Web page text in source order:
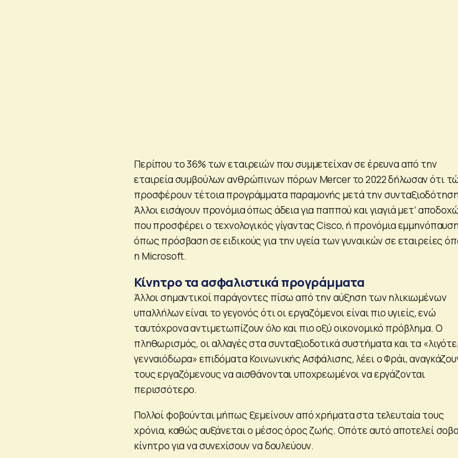
Περίπου το 36% των εταιρειών που συμμετείχαν σε έρευνα από την
εταιρεία συμβούλων ανθρώπινων πόρων Mercer το 2022 δήλωσαν ότι
προσφέρουν τέτοια προγράμματα παραμονής μετά την
Άλλοι εισάγουν προνόμια όπως άδεια για παππού και γιαγιά μετ’
που προσφέρει ο τεχνολογικός γίγαντας Cisco, ή προνόμια
όπως πρόσβαση σε ειδικούς για την υγεία των γυναικών σε εταιρείες
η Microsoft.
Κίνητρο τα ασφαλιστικά προγράμματα
Άλλοι σημαντικοί παράγοντες πίσω από την αύξηση των ηλικιωμένων
υπαλλήλων είναι το γεγονός ότι οι εργαζόμενοι είναι πιο υγιείς, ενώ
ταυτόχρονα αντιμετωπίζουν όλο και πιο οξύ οικονομικό πρόβλημα. Ο
πληθωρισμός, οι αλλαγές στα συνταξιοδοτικά συστήματα και τα
γενναιόδωρα» επιδόματα Κοινωνικής Ασφάλισης, λέει ο Φράι,
τους εργαζόμενους να αισθάνονται υποχρεωμένοι να εργάζονται
περισσότερο.
Πολλοί φοβούνται μήπως ξεμείνουν από χρήματα στα τελευταία τους
χρόνια, καθώς αυξάνεται ο μέσος όρος ζωής. Οπότε αυτό αποτελεί
κίνητρο για να συνεχίσουν να δουλεύουν.